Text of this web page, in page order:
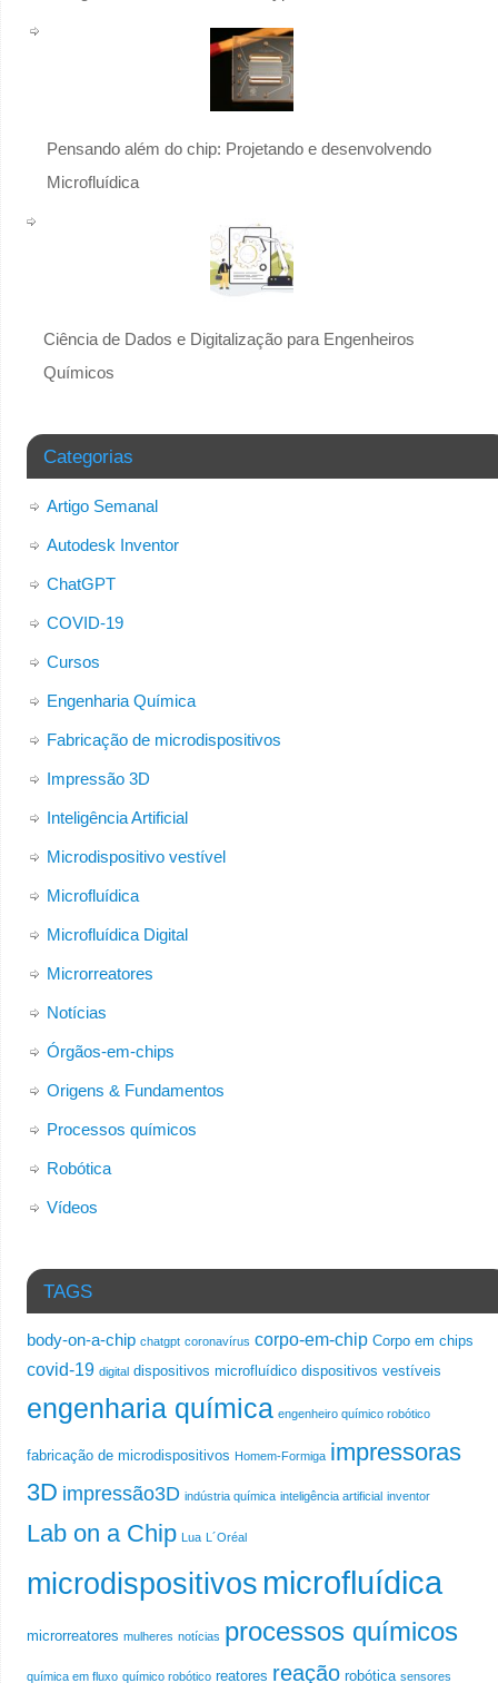
Pensando além do chip: Projetando e desenvolvendo
Microfluídica
Ciência de Dados e Digitalização para Engenheiros
Químicos
Categorias
Artigo Semanal
Autodesk Inventor
ChatGPT
COVID-19
Cursos
Engenharia Química
Fabricação de microdispositivos
Impressão 3D
Inteligência Artificial
Microdispositivo vestível
Microfluídica
Microfluídica Digital
Microrreatores
Notícias
Órgãos-em-chips
Origens & Fundamentos
Processos químicos
Robótica
Vídeos
TAGS
body-on-a-chip chatgpt coronavírus corpo-em-chip Corpo em chips
covid-19 digital dispositivos microfluídico dispositivos vestíveis
engenharia química engenheiro químico robótico
fabricação de microdispositivos Homem-Formiga impressoras
3D impressão3D indústria química inteligência artificial inventor
Lab on a Chip Lua L´Oréal
microdispositivos microfluídica
microrreatores mulheres notícias processos químicos
química em fluxo químico robótico reatores reação robótica sensores